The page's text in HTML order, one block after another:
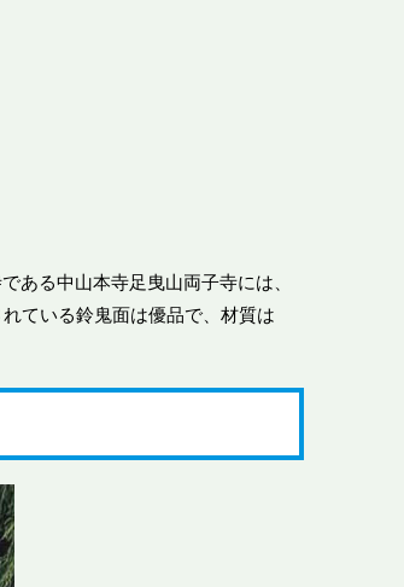
ある中山本寺足曳山両子寺には、
ている鈴鬼面は優品で、材質は